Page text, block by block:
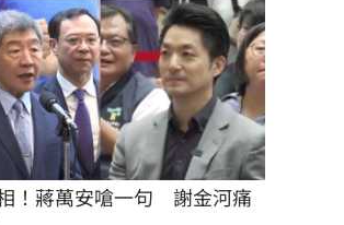
！蔣萬安嗆一句　謝金河痛